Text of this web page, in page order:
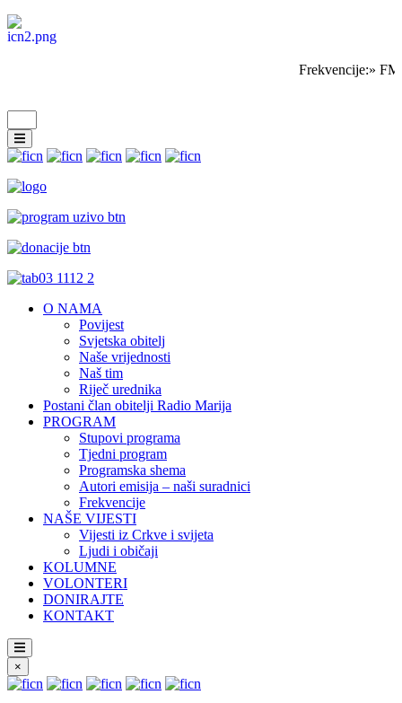
Frekvencije:»
O NAMA
Povijest
Svjetska obitelj
Naše vrijednosti
Naš tim
Riječ urednika
Postani član obitelji Radio Marija
PROGRAM
Stupovi programa
Tjedni program
Programska shema
Autori emisija – naši suradnici
Frekvencije
NAŠE VIJESTI
Vijesti iz Crkve i svijeta
Ljudi i običaji
KOLUMNE
VOLONTERI
DONIRAJTE
KONTAKT
×